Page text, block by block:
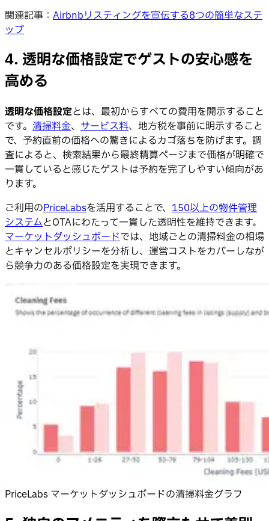
関連記事： Airbnbリスティングを宣伝する8つの簡単なステ
ップ
4. 透明な価格設定でゲストの安心感を
高める
透明な価格設定とは、最初からすべての費用を開示すること
です。 清掃料金、 サービス料、地方税を事前に明示すること
で、予約直前の価格への驚きによるカゴ落ちを防げます。調
査によると、検索結果から最終精算ページまで価格が明確で
一貫していると感じたゲストは予約を完了しやすい傾向があ
ります。
ご利用のPriceLabsを活用することで、 150以上の物件管理
システムとOTAにわたって一貫した透明性を維持できます。
マーケットダッシュボードでは、地域ごとの清掃料金の相場
とキャンセルポリシーを分析し、運営コストをカバーしなが
ら競争力のある価格設定を実現できます。
PriceLabs マーケットダッシュボードの清掃料金グラフ